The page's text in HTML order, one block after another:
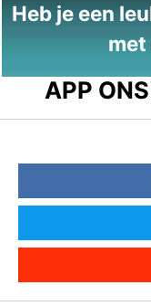
Heb je een
APP